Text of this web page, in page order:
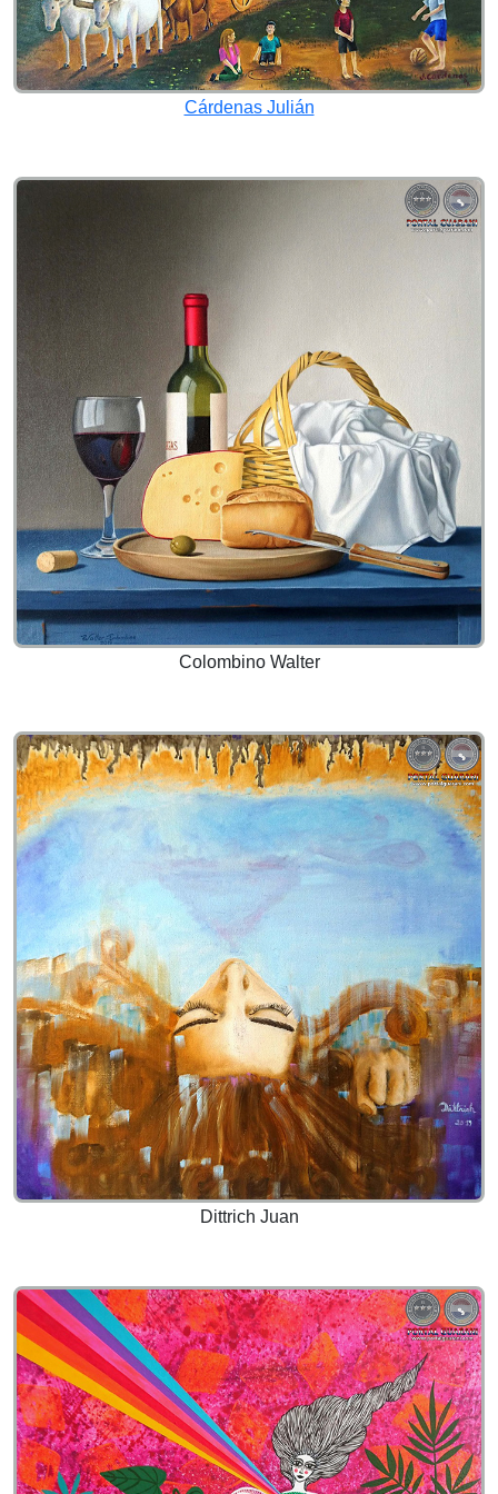
Cárdenas Julián
Colombino Walter
Dittrich Juan